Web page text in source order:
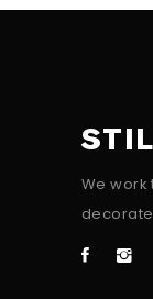
We